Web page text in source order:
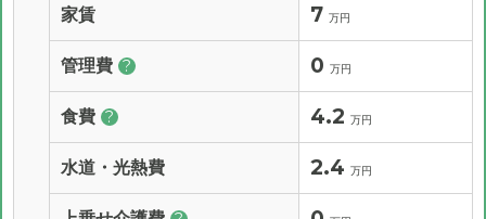
家賃 7 万円
管理費 ? 0 万円
食費 ? 4.2 万円
水道・光熱費 2.4 万円